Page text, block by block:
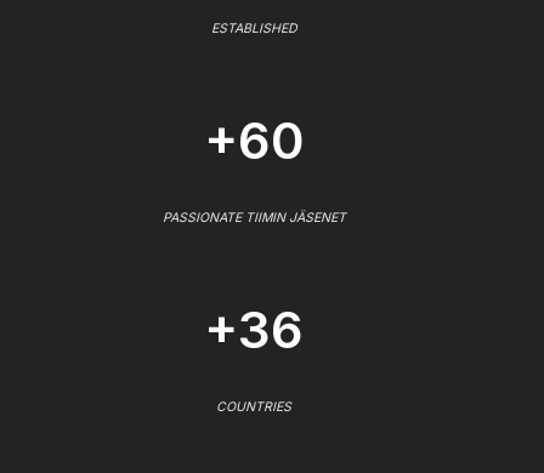
ESTABLISHED
+60
PASSIONATE TIIMIN JÄSENET
+36
COUNTRIES